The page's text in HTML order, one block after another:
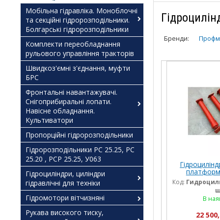
Бренди:
Код:
В
22
Мобільна гідравліка. Моноблочні
та секційні гідророзподільники.
Болгарські гідророзподільники
Комплекти переобладнання
рульового управління тракторів
Швидкоз'ємні з'єднання, муфти
БРС
Фронтальні навантажувачі.
Снігоприбиральні лопати.
Навісне обладнання.
Культиватори
Пропорційні гідророзподільники
Гідророзподільники РС 25.25, РС
25.20 , РСР 25.25, У063
Гідроциліндри, циліндри
гідравлічні для техніки
Гідромотори вітчизняні
Рукава високого тиску,